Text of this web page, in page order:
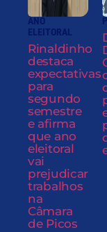
ANO
ELEITORAL
Rinaldinho
destaca
expectativas
para
segundo
semestre
e afirma
que ano
eleitoral
vai
prejudicar
trabalhos
na
Câmara
de Picos